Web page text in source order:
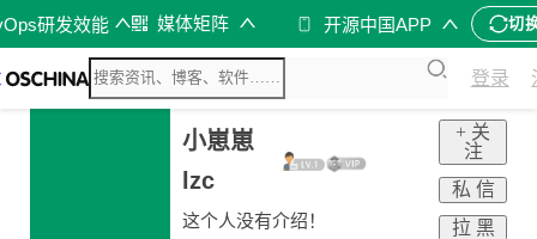
研发效能 媒体矩阵 开源中国APP 切
登录
小崽崽
lzc
这个人没有介绍！
+ 关
注
私 信
拉 黑